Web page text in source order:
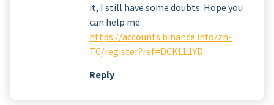
it, I still have some doubts. Hope you
can help me.
https://accounts.binance.info/zh-
TC/register?ref=DCKLL1YD
Reply